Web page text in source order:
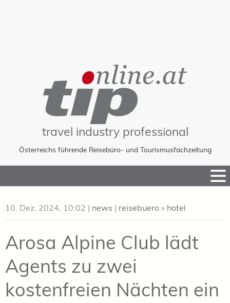
travel industry professional
Österreichs führende Reisebüro- und Tourismusfachzeitung
to
10. Dez. 2024, 10:02 | news | reisebuero » hotel
Arosa Alpine Club lädt
Agents zu zwei
kostenfreien Nächten ein